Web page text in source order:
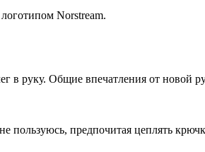
Norstream.
в руку. Общие впечатления от новой
пользуюсь, предпочитая цеплять